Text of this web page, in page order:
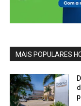
MAIS POPULARES